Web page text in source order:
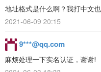
地址格式是什么啊？我打中文
2021-06-09 20:15
9***@qq.com
麻烦处理一下实名认证，谢谢!